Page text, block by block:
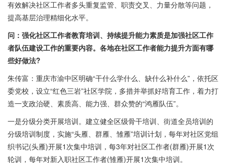
有效解决社区工作者多头重复监管、职责交叉、力量分散等问题，
提高基层治理精细化水平。
问：强化社区工作者教育培训、持续提升能力素质是加强社区工作
者队伍建设工作的重要内容。各地在社区工作者能力提升方面有哪
些好做法?
朱传富：重庆市渝中区明确“干什么学什么、缺什么补什么”，依托区
委党校，设立“红色三岩”社区学院，多措并举抓好培育工作，着力打
造一支政治硬、素质高、能力强、群众赞的“鸿雁队伍”。
一是分级分类开展培训。建立健全区级骨干培训、街道全员培训的
分级培训制度，实施“头雁、群雁、雏雁”培训计划，每年对社区党组
织书记(头雁)开展1次集中培训，每3年对社区工作者(群雁)开展1次
轮训，每年对新入职社区工作者(雏雁)开展1次集中培训。